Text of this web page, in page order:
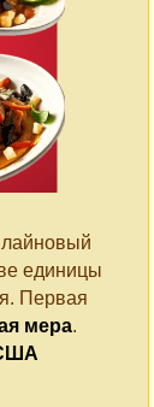
единицы
Первая
мера.